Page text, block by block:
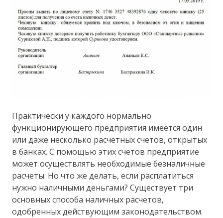
Практически у каждого нормально
функционирующего предприятия имеется один
или даже несколько расчетных счетов, открытых
в банках. С помощью этих счетов предприятие
может осуществлять необходимые безналичные
расчеты. Но что же делать, если расплатиться
нужно наличными деньгами? Существует три
основных способа наличных расчетов,
одобренных действующим законодательством.